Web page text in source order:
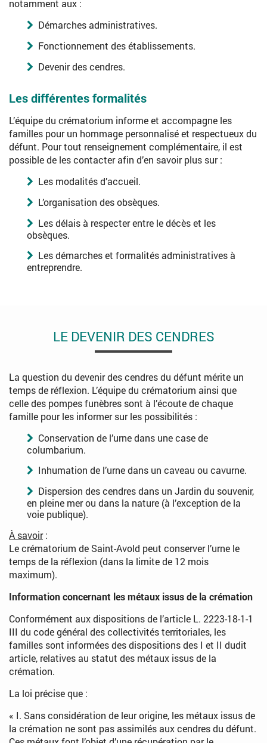
notamment aux :
Démarches administratives.
Fonctionnement des établissements.
Devenir des cendres.
Les différentes formalités
L’équipe du crématorium informe et accompagne les
familles pour un hommage personnalisé et respectueux du
défunt. Pour tout renseignement complémentaire, il est
possible de les contacter afin d’en savoir plus sur :
Les modalités d’accueil.
L’organisation des obsèques.
Les délais à respecter entre le décès et les
obsèques.
Les démarches et formalités administratives à
entreprendre.
LE DEVENIR DES CENDRES
La question du devenir des cendres du défunt mérite un
temps de réflexion. L’équipe du crématorium ainsi que
celle des pompes funèbres sont à l’écoute de chaque
famille pour les informer sur les possibilités :
Conservation de l’urne dans une case de
columbarium.
Inhumation de l’urne dans un caveau ou cavurne.
Dispersion des cendres dans un Jardin du souvenir,
en pleine mer ou dans la nature (à l’exception de la
voie publique).
À savoir:
Le crématorium de Saint-Avold peut conserver l’urne le
temps de la réflexion (dans la limite de 12 mois
maximum).
Information concernant les métaux issus de la crémation
Conformément aux dispositions de l’article L. 2223-18-1-1
III du code général des collectivités territoriales, les
familles sont informées des dispositions des I et II dudit
article, relatives au statut des métaux issus de la
crémation.
La loi précise que :
« I. Sans considération de leur origine, les métaux issus de
la crémation ne sont pas assimilés aux cendres du défunt.